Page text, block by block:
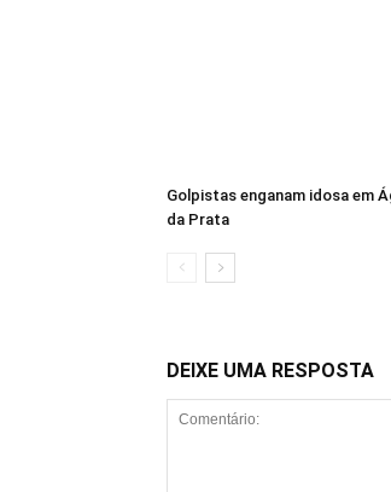
Golpistas enganam idosa em
da Prata
DEIXE UMA RESPOSTA